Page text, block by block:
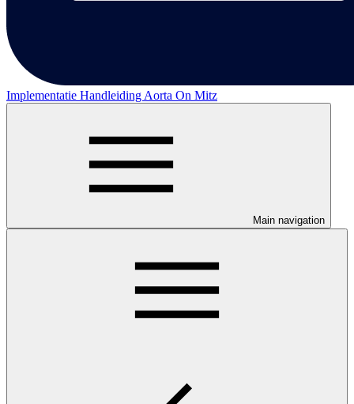
Implementatie Handleiding Aorta On Mitz
Main navigation